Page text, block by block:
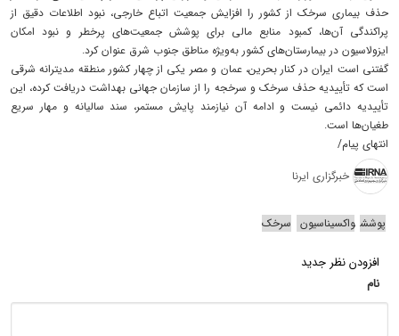
حذف بیماری سرخک از کشور را افزایش جمعیت اتباع خارجی، نبود اطلاعات دقیق از
پراکندگی آن‌ها، کمبود منابع مالی برای پوشش جمعیت‌های پرخطر و نبود امکان
ایزولاسیون در بیمارستان‌های کشور به‌ویژه مناطق جنوب شرق عنوان کرد.
گفتنی است ایران در کنار بحرین، عمان و مصر یکی از چهار کشور منطقه مدیترانه شرقی
است که تأییدیه حذف سرخک و سرخجه را از سازمان جهانی بهداشت دریافت کرده‌، این
تأییدیه دائمی نیست و ادامه آن نیازمند پایش مستمر، سند سالیانه و مهار سریع
طغیان‌ها است.
انتهای پیام/
خبرگزاری ایرنا
پوشش واکسیناسیون سرخک
افزودن نظر جدید
نام